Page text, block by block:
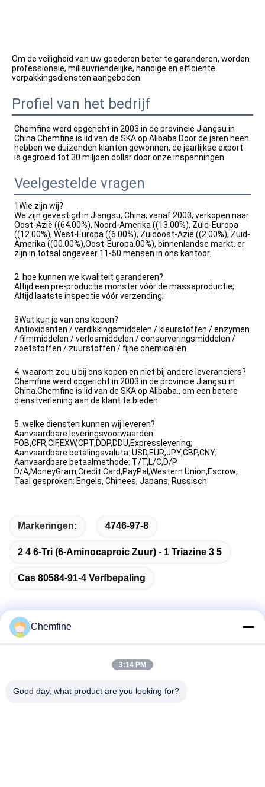
Om de veiligheid van uw goederen beter te garanderen, worden
professionele, milieuvriendelijke, handige en efficiënte
verpakkingsdiensten aangeboden.
Profiel van het bedrijf
Chemfine werd opgericht in 2003 in de provincie Jiangsu in
China.Chemfine is lid van de SKA op Alibaba.Door de jaren heen
hebben we duizenden klanten gewonnen, de jaarlijkse export
is gegroeid tot 30 miljoen dollar door onze inspanningen.
Veelgestelde vragen
1Wie zijn wij?
We zijn gevestigd in Jiangsu, China, vanaf 2003, verkopen naar
Oost-Azië ((64.00%), Noord-Amerika ((13.00%), Zuid-Europa
((12.00%), West-Europa ((6.00%), Zuidoost-Azië ((2.00%), Zuid-
Amerika ((00.00%),Oost-Europa.00%), binnenlandse markt. er
zijn in totaal ongeveer 11-50 mensen in ons kantoor.
2. hoe kunnen we kwaliteit garanderen?
Altijd een pre-productie monster vóór de massaproductie;
Altijd laatste inspectie vóór verzending;
3Wat kun je van ons kopen?
Antioxidanten / verdikkingsmiddelen / kleurstoffen / enzymen
/ filmmiddelen / verlosmiddelen / conserveringsmiddelen /
zoetstoffen / zuurstoffen / fijne chemicaliën
4. waarom zou u bij ons kopen en niet bij andere leveranciers?
Chemfine werd opgericht in 2003 in de provincie Jiangsu in
China.Chemfine is lid van de SKA op Alibaba., om een betere
dienstverlening aan de klant te bieden
5. welke diensten kunnen wij leveren?
Aanvaardbare leveringsvoorwaarden:
FOB,CFR,CIF,EXW,CPT,DDP,DDU,Expresslevering;
Aanvaardbare betalingsvaluta: USD,EUR,JPY,GBP,CNY;
Aanvaardbare betaalmethode: T/T,L/C,D/P
D/A,MoneyGram,Credit Card,PayPal,Western Union,Escrow;
Taal gesproken: Engels, Chinees, Japans, Russisch
Markeringen: 4746-97-8
2 4 6-Tri (6-Aminocaproic Zuur) - 1 Triazine 3 5
Cas 80584-91-4 Verfbepaling
Zaal 924, Road van No.813 Yinxiu, Wuxi-Stad, Jiangsu,
Chemfine
3:14 PM
Good day, what product are you looking for?